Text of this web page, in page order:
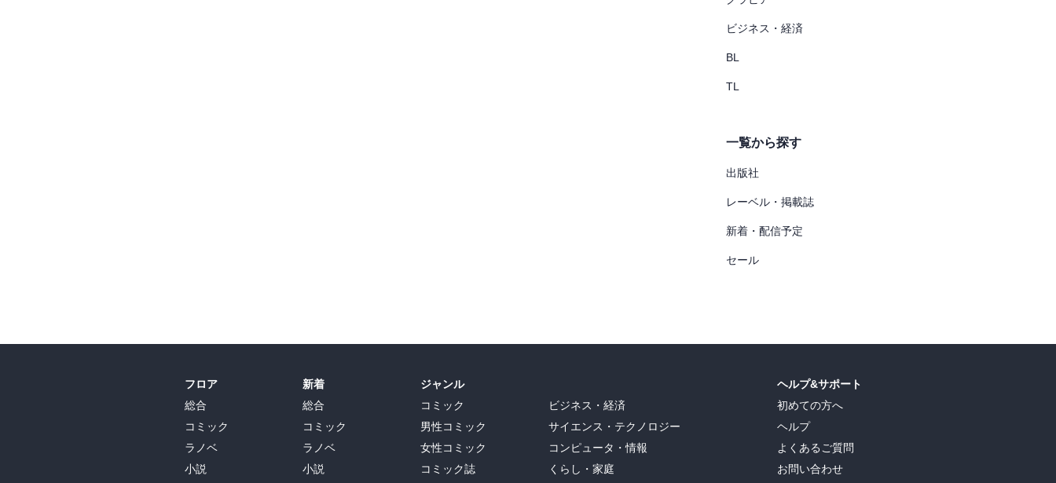
ビジネス・経済
BL
TL
一覧から探す
出版社
レーベル・掲載誌
新着・配信予定
セール
フロア
総合
コミック
ラノベ
小説
新着
総合
コミック
ラノベ
小説
ジャンル
コミック
男性コミック
女性コミック
コミック誌
ビジネス・経済
サイエンス・テクノロジー
コンピュータ・情報
くらし・家庭
ヘルプ&サポート
初めての方へ
ヘルプ
よくあるご質問
お問い合わせ